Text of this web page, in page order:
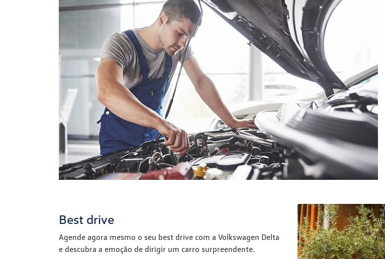
Best drive
Agende agora mesmo o seu best drive com a Volkswagen Delta
e descubra a emoção de dirigir um carro surpreendente.